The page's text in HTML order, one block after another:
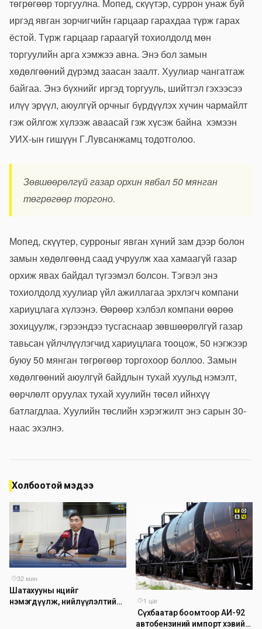
төгрөгөөр торгуулна. Мопед, скүүтэр, суррон унаж буй
иргэд явган зорчигчийн гарцаар гарахдаа түрж гарах
ёстой. Түрж гарцаар гараагүй тохиолдолд мөн
торгуулийн арга хэмжээ авна. Энэ бол замын
хөдөлгөөний дүрэмд заасан заалт. Хуулиар чангатгаж
байгаа. Энэ бүхнийг иргэд торгууль, шийтгэл гэхээсээ
илүү эрүүл, аюулгүй орчныг бүрдүүлэх хүчин чармайлт
гэж ойлгож хүлээж аваасай гэж хүсэж байна хэмээн
УИХ-ын гишүүн Г.Лувсанжамц тодотголоо.
Зөвшөөрөлгүй газар орхин явбал 50 мянган
төгрөгөөр торгоно.
Мопед, скүүтер, сурроныг явган хүний зам дээр болон
замын хөдөлгөөнд саад учруулж хаа хамаагүй газар
орхиж явах байдал түгээмэл болсон. Тэгвэл энэ
тохиолдолд хуулиар үйл ажиллагаа эрхлэгч компани
хариуцлага хүлээнэ. Өөрөөр хэлбэл компани өөрөө
зохицуулж, гэрээндээ тусгаснаар зөвшөөрөлгүй газар
тавьсан үйлчлүүлэгчид хариуцлага тооцож, 50 нэгжээр
буюу 50 мянган төгрөгөөр торгохоор боллоо. Замын
хөдөлгөөний аюулгүй байдлын тухай хуульд нэмэлт,
өөрчлөлт оруулах тухай хуулийн төсөл ийнхүү
батлагдлаа. Хуулийн төслийн хэрэгжилт энэ сарын 30-
наас эхэлнэ.
Холбоотой мэдээ
·
32 мин
Шатахууны нөөцийг
нэмэгдүүлж, нийлүүлэлтийн
·
1 цаг
​ Сүхбаатар боомтоор АИ-92
автобензиний импорт хэвийн